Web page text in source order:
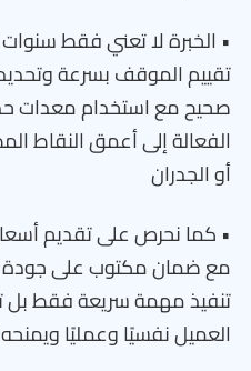
• الخبرة لا تعني فقط
تقييم الموقف بسرعة
صحيح مع استخدام معدات
الفعالة إلى أعمق النقاط
أو الجدران
• كما نحرص على تقديم
مع ضمان مكتوب على جودة
تنفيذ مهمة سريعة فقط بل
العميل نفسيًا وعمليًا